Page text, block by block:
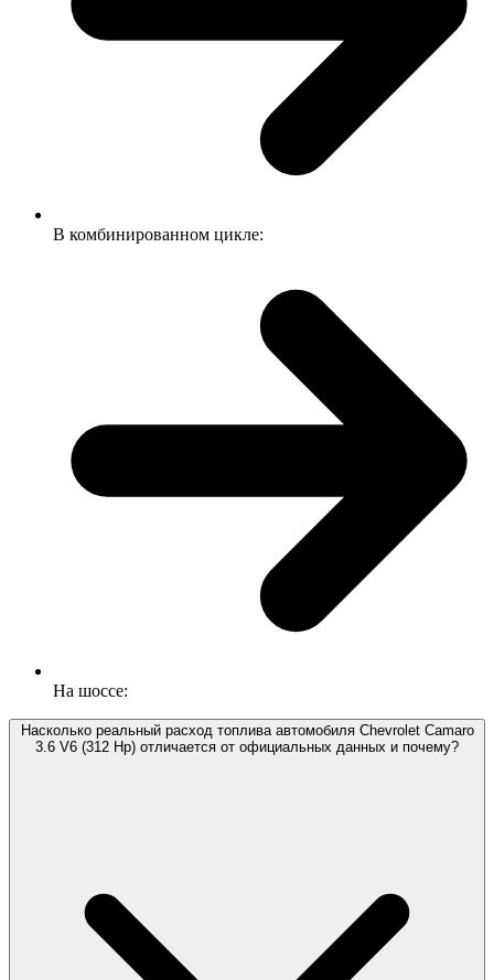
В комбинированном цикле:
На шоссе:
Насколько реальный расход топлива автомобиля Chevrolet Camaro
3.6 V6 (312 Hp) отличается от официальных данных и почему?